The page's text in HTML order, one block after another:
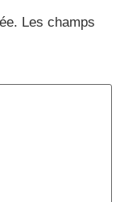
Les champs